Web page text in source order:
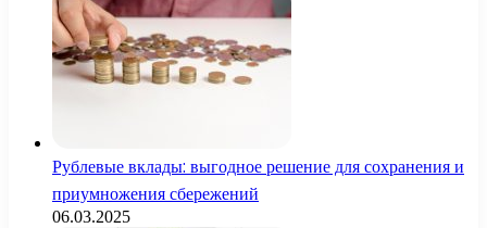
Рублевые вклады: выгодное решение для сохранения и
приумножения сбережений
06.03.2025